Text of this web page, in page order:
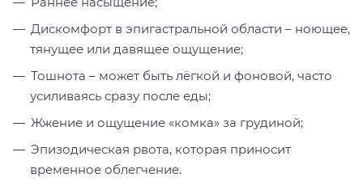
Дискомфорт в эпигастральной области – ноющее,
тянущее или давящее ощущение;
Тошнота – может быть лёгкой и фоновой, часто
усиливаясь сразу после еды;
Жжение и ощущение «комка» за грудиной;
Эпизодическая рвота, которая приносит
временное облегчение.